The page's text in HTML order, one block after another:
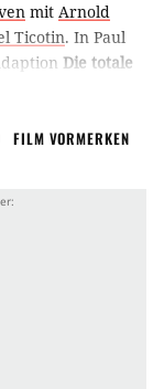
mit Arnold
Ticotin. In Paul
Die totale
Traum-
der Realität ein
ist.
FILM VORMERKEN